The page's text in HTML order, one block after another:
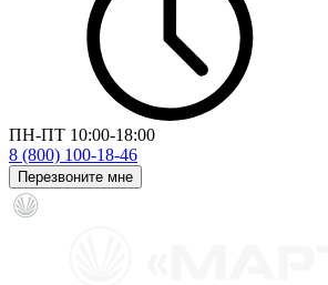
ПН-ПТ 10:00-18:00
8 (800) 100-18-46
Перезвоните мне